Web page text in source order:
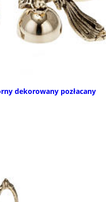
dekorowany pozłacany